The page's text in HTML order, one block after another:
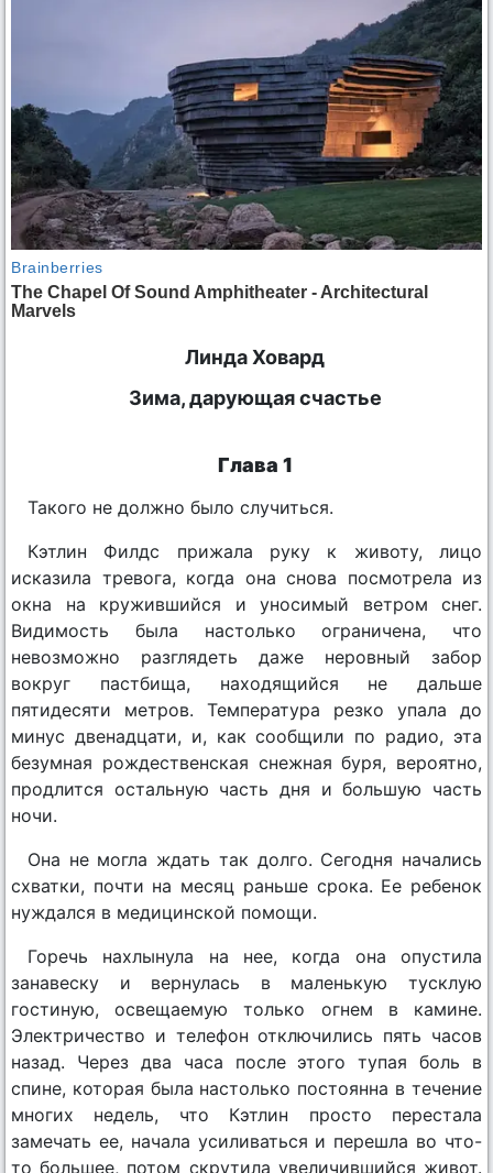
Линда Ховард
Зима, дарующая счастье
Глава 1
Такого не должно было случиться.
Кэтлин Филдс прижала руку к животу, лицо
исказила тревога, когда она снова посмотрела из
окна на кружившийся и уносимый ветром снег.
Видимость была настолько ограничена, что
невозможно разглядеть даже неровный забор
вокруг пастбища, находящийся не дальше
пятидесяти метров. Температура резко упала до
минус двенадцати, и, как сообщили по радио, эта
безумная рождественская снежная буря, вероятно,
продлится остальную часть дня и большую часть
ночи.
Она не могла ждать так долго. Сегодня начались
схватки, почти на месяц раньше срока. Ее ребенок
нуждался в медицинской помощи.
Горечь нахлынула на нее, когда она опустила
занавеску и вернулась в маленькую тусклую
гостиную, освещаемую только огнем в камине.
Электричество и телефон отключились пять часов
назад. Через два часа после этого тупая боль в
спине, которая была настолько постоянна в течение
многих недель, что Кэтлин просто перестала
замечать ее, начала усиливаться и перешла во что-
то большее, потом скрутила увеличившийся живот.